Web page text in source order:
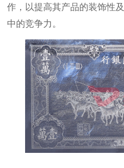
作，以提高其产品的装饰性
中的竞争力。